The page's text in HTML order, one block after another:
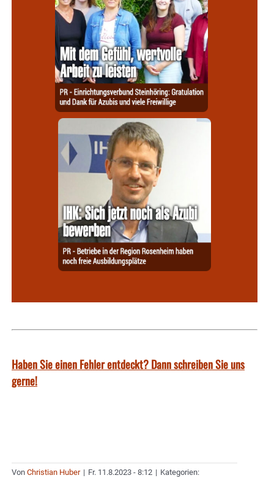
Haben Sie einen Fehler entdeckt? Dann schreiben Sie uns
gerne!
Von Christian Huber | Fr. 11.8.2023 - 8:12 | Kategorien: